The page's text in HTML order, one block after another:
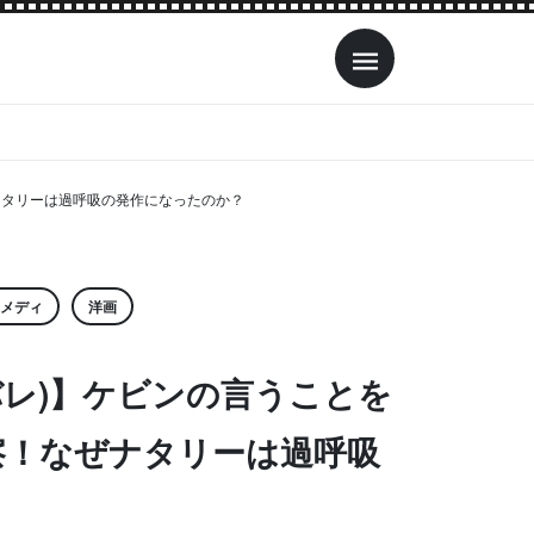
リーは過呼吸の発作になったのか？
ディ 洋画
)】ケビンの言うことを
なぜナタリーは過呼吸